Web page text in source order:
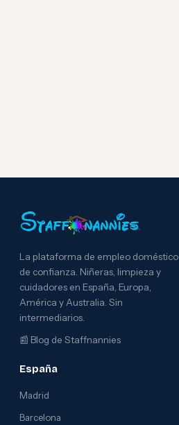
La plataforma de empleo doméstico
de confianza. Niñeras, limpieza y
cuidadores en España, Europa,
América y Australia. Sin
intermediarios.
📰 Blog de Staffnannies
España
Madrid
Barcelona